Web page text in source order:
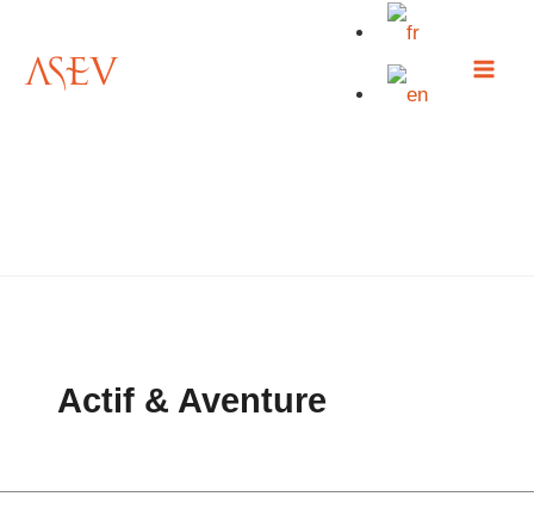
contenu
Actif & Aventure